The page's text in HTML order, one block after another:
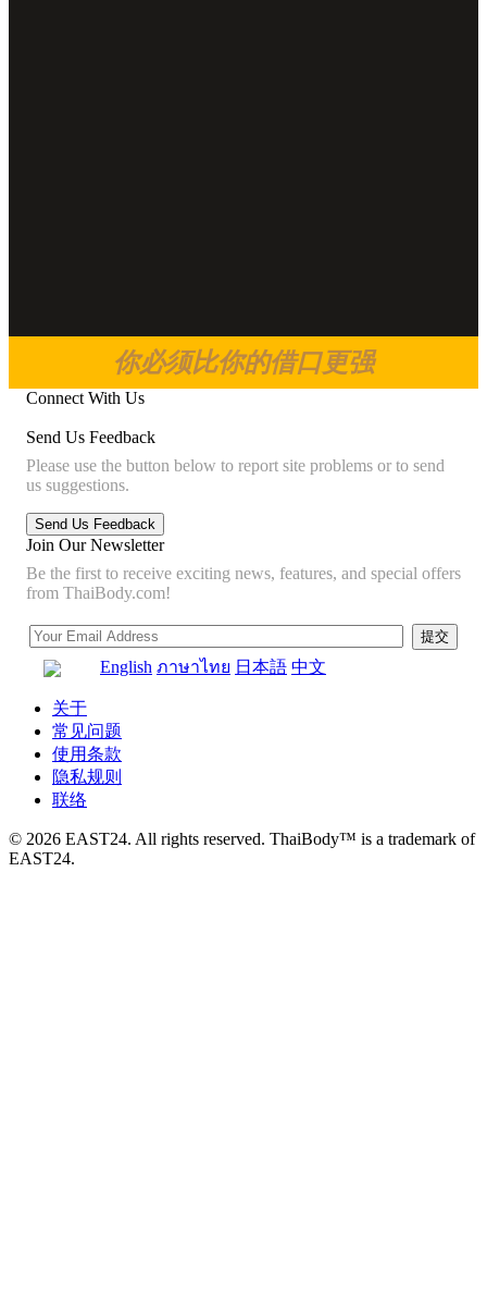
你必须比你的借口更强
Connect With Us
Send Us Feedback
Please use the button below to report site problems or to send
us suggestions.
Join Our Newsletter
Be the first to receive exciting news, features, and special offers
from ThaiBody.com!
English ภาษาไทย 日本語 中文
关于
常见问题
使用条款
隐私规则
联络
© 2026 EAST24. All rights reserved. ThaiBody™ is a trademark of
EAST24.